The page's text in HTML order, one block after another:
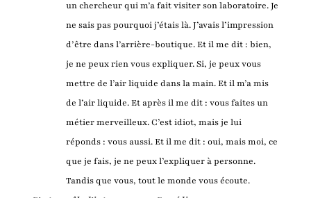
un chercheur qui m’a fait visiter son laboratoire. Je
ne sais pas pourquoi j’étais là. J’avais l’impression
d’être dans l’arrière-boutique. Et il me dit : bien,
je ne peux rien vous expliquer. Si, je peux vous
mettre de l’air liquide dans la main. Et il m’a mis
de l’air liquide. Et après il me dit : vous faites un
métier merveilleux. C’est idiot, mais je lui
réponds : vous aussi. Et il me dit : oui, mais moi, ce
que je fais, je ne peux l’expliquer à personne.
Tandis que vous, tout le monde vous écoute.